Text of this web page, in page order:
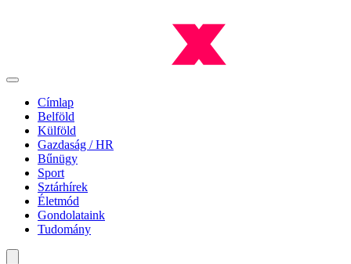
Címlap
Belföld
Külföld
Gazdaság / HR
Bűnügy
Sport
Sztárhírek
Életmód
Gondolataink
Tudomány